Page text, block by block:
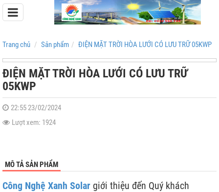
Pin Lưu Trữ Easyway
Pin Lưu Trữ Dyness
Trang chủ Sản phẩm ĐIỆN MẶT TRỜI HÒA LƯỚI CÓ LƯU TRỮ 05KWP
ĐIỆN MẶT TRỜI HÒA LƯỚI CÓ LƯU TRỮ
05KWP
22:55 23/02/2024
Lượt xem: 1924
MÔ TẢ SẢN PHẨM
Công Nghệ Xanh Solar giới thiệu đến Quý khách